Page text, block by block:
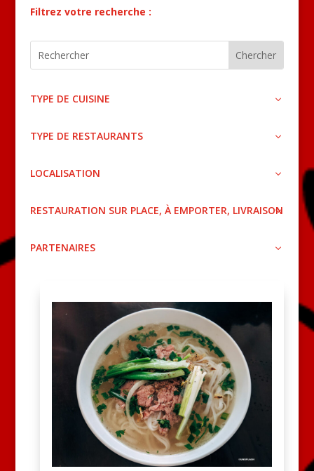
Filtrez votre recherche :
TYPE DE CUISINE
TYPE DE RESTAURANTS
LOCALISATION
RESTAURATION SUR PLACE, À EMPORTER, LIVRAISON
PARTENAIRES